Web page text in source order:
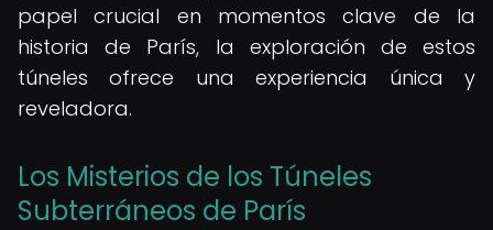
papel crucial en momentos clave de la
historia de París, la exploración de estos
túneles ofrece una experiencia única y
reveladora.
Los Misterios de los Túneles
Subterráneos de París